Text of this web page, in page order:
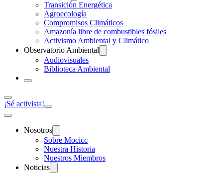
Transición Energética
Agroecología
Compromisos Climáticos
Amazonía libre de combustibles fósiles
Activismo Ambiental y Climático
Observatorio Ambiental
Audiovisuales
Biblioteca Ambiental
¡Sé activista!
Nosotros
Sobre Mocicc
Nuestra Historia
Nuestros Miembros
Noticias